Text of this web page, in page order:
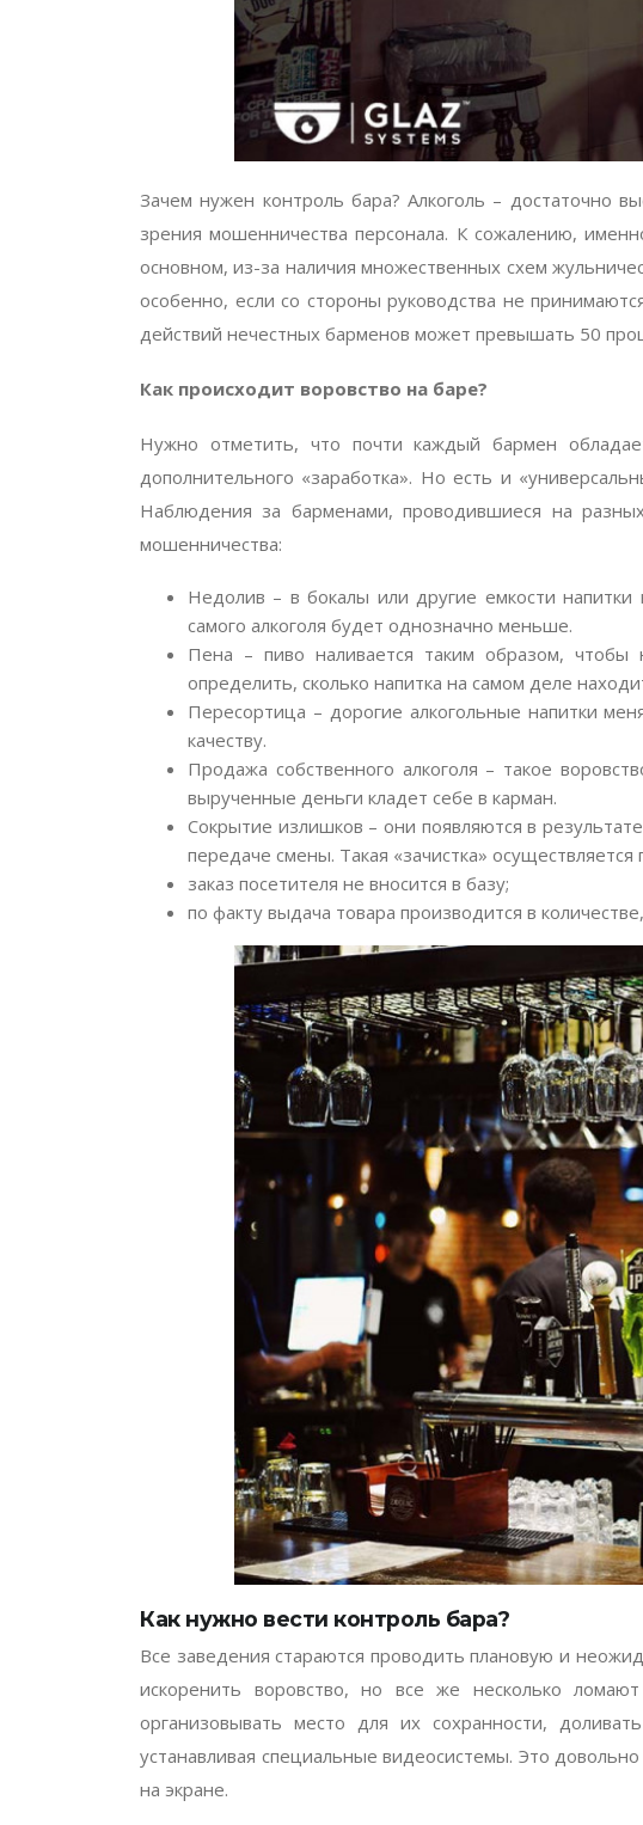
Зачем нужен контроль бара? Алкоголь – достаточно
зрения мошенничества персонала. К сожалению,
основном, из-за наличия множественных схем
особенно, если со стороны руководства не
действий нечестных барменов может превышать 50
Как происходит воровство на баре?
Нужно отметить, что почти каждый бармен
дополнительного «заработка». Но есть и
Наблюдения за барменами, проводившиеся на
мошенничества:
Недолив – в бокалы или другие емкости
самого алкоголя будет однозначно меньше.
Пена – пиво наливается таким образом,
определить, сколько напитка на самом деле
Пересортица – дорогие алкогольные напитки
качеству.
Продажа собственного алкоголя – такое
вырученные деньги кладет себе в карман.
Сокрытие излишков – они появляются в
передаче смены. Такая «зачистка»
заказ посетителя не вносится в базу;
по факту выдача товара производится в
Как нужно вести контроль бара?
Все заведения стараются проводить плановую и
искоренить воровство, но все же несколько
организовывать место для их сохранности,
устанавливая специальные видеосистемы. Это
на экране.